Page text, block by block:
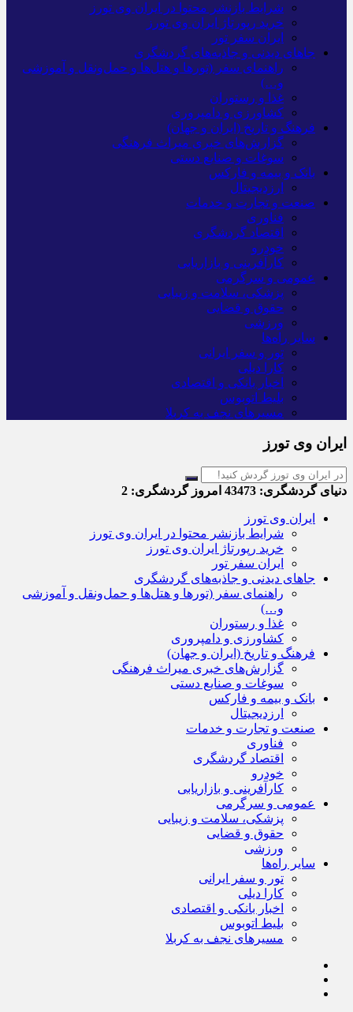
شرایط بازنشر محتوا در ایران وی تورز
خرید رپورتاژ ایران وی تورز
ایران سفر تور
جاهای دیدنی و جاذبه‌های گردشگری
راهنمای سفر (تورها و هتل‌ها و حمل‌و‌نقل و آموزشی
و…)
غذا و رستوران
کشاورزی و دامپروری
فرهنگ و تاریخ (ایران و جهان)
گزارش‌های خبری میراث فرهنگی
سوغات و صنایع دستی
بانک و بیمه و فارکس
ارزدیجیتال
صنعت و تجارت و خدمات
فناوری
اقتصاد گردشگری
خودرو
کارآفرینی و بازاریابی
عمومی و سرگرمی
پزشکی، سلامت و زیبایی
حقوق و قضایی
ورزشی
سایر راه‌ها
تور و سفر ایرانی
کارا دیلی
اخبار بانکی و اقتصادی
بلیط اتوبوس
مسیرهای نجف به کربلا
ایران وی تورز
دنیای گردشگری: امروز گردشگری:
ایران وی تورز
شرایط بازنشر محتوا در ایران وی تورز
خرید رپورتاژ ایران وی تورز
ایران سفر تور
جاهای دیدنی و جاذبه‌های گردشگری
راهنمای سفر (تورها و هتل‌ها و حمل‌و‌نقل و آموزشی
و…)
غذا و رستوران
کشاورزی و دامپروری
فرهنگ و تاریخ (ایران و جهان)
گزارش‌های خبری میراث فرهنگی
سوغات و صنایع دستی
بانک و بیمه و فارکس
ارزدیجیتال
صنعت و تجارت و خدمات
فناوری
اقتصاد گردشگری
خودرو
کارآفرینی و بازاریابی
عمومی و سرگرمی
پزشکی، سلامت و زیبایی
حقوق و قضایی
ورزشی
سایر راه‌ها
تور و سفر ایرانی
کارا دیلی
اخبار بانکی و اقتصادی
بلیط اتوبوس
مسیرهای نجف به کربلا